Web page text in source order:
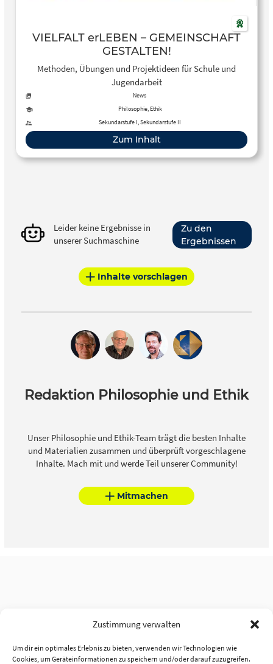
Zustimmung verwalten
Um dir ein optimales Erlebnis zu bieten, verwenden wir Technologien wie
Cookies, um Geräteinformationen zu speichern und/oder darauf zuzugreifen.
VIELFALT erLEBEN – GEMEINSCHAFT
GESTALTEN!
Methoden, Übungen und Projektideen für Schule und
Jugendarbeit
News
Philosophie, Ethik
Sekundarstufe I, Sekundarstufe II
Zum Inhalt
Leider keine Ergebnisse in
unserer Suchmaschine
Zu den
Ergebnissen
Inhalte vorschlagen
Redaktion Philosophie und Ethik
Unser Philosophie und Ethik-Team trägt die besten Inhalte
und Materialien zusammen und überprüft vorgeschlagene
Inhalte. Mach mit und werde Teil unserer Community!
Mitmachen